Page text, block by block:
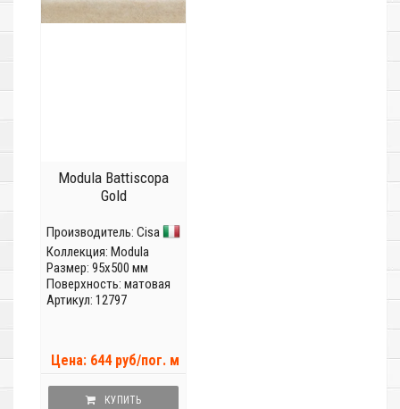
Modula Battiscopa
Gold
Производитель: Cisa
Коллекция: Modula
Размер: 95x500 мм
Поверхность: матовая
Артикул: 12797
Цена: 644 руб/пог. м
КУПИТЬ